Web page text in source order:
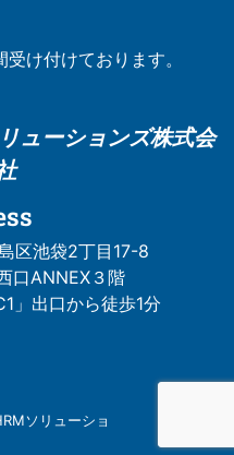
け付けております。
ューションズ株式会
区池袋2丁目17-8
口ANNEX３階
」出口から徒歩1分
ソリューショ